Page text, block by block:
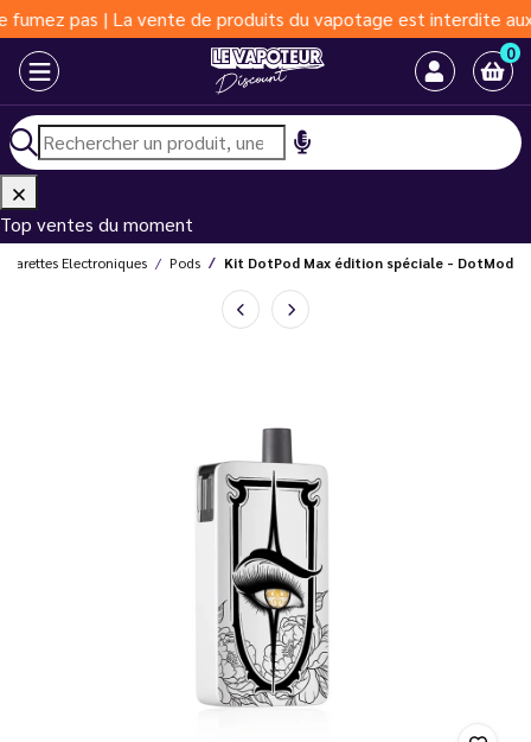
pas | La vente de produits du vapotage est interdite aux
0
Top ventes du moment
Electroniques Pods Kit DotPod Max édition spéciale - DotMod